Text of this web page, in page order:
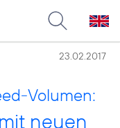
23.02.2017
Volumen:
neuen